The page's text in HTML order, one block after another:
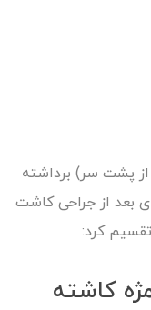
از پشت سر) برداشته
بعد از جراحی کاشت
کرد:
کاشته